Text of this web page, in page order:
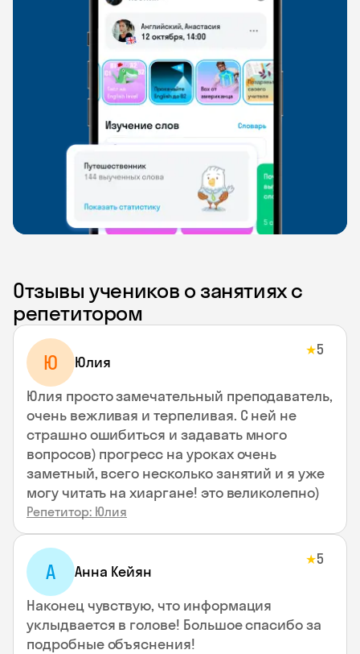
Отзывы учеников о занятиях с
репетитором
Ю Юлия
★5
Юлия просто замечательный преподаватель,
очень вежливая и терпеливая. С ней не
страшно ошибиться и задавать много
вопросов) прогресс на уроках очень
заметный, всего несколько занятий и я уже
могу читать на хиаргане! это великолепно)
Репетитор: Юлия
А Анна Кейян
★5
Наконец чувствую, что информация
уклыдвается в голове! Большое спасибо за
подробные объяснения!